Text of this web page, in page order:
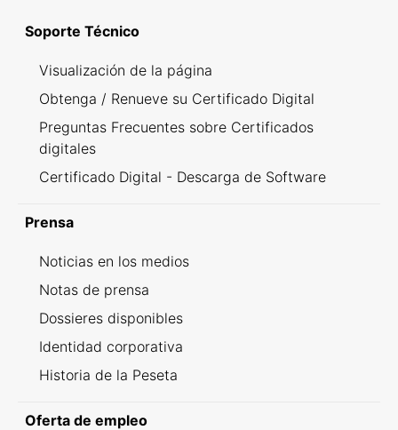
Soporte Técnico
Visualización de la página
Obtenga / Renueve su Certificado Digital
Preguntas Frecuentes sobre Certificados
digitales
Certificado Digital - Descarga de Software
Prensa
Noticias en los medios
Notas de prensa
Dossieres disponibles
Identidad corporativa
Historia de la Peseta
Oferta de empleo